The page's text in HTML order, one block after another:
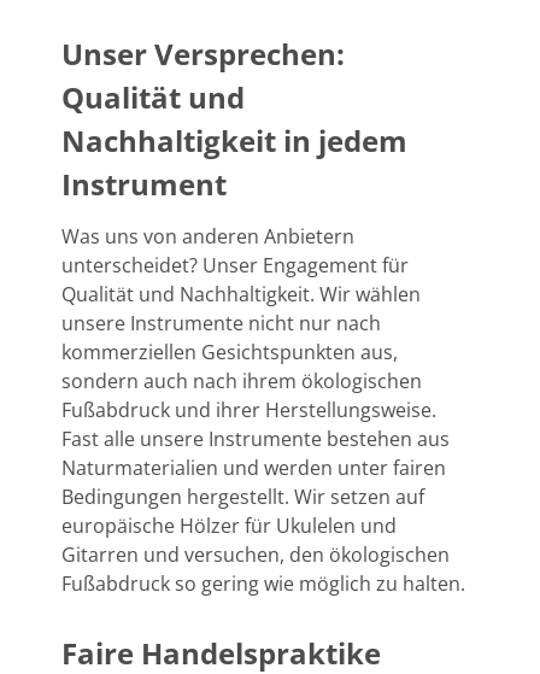
Unser Versprechen:
Qualität und
Nachhaltigkeit in jedem
Instrument
Was uns von anderen Anbietern
unterscheidet? Unser Engagement für
Qualität und Nachhaltigkeit. Wir wählen
unsere Instrumente nicht nur nach
kommerziellen Gesichtspunkten aus,
sondern auch nach ihrem ökologischen
Fußabdruck und ihrer Herstellungsweise.
Fast alle unsere Instrumente bestehen aus
Naturmaterialien und werden unter fairen
Bedingungen hergestellt. Wir setzen auf
europäische Hölzer für Ukulelen und
Gitarren und versuchen, den ökologischen
Fußabdruck so gering wie möglich zu halten.
Faire Handelspraktike